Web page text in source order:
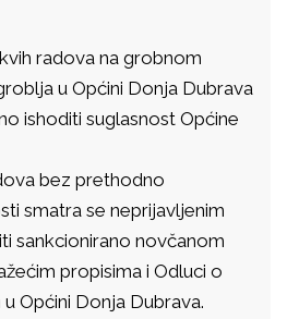
radova na grobnom
u Općini Donja Dubrava
ishoditi suglasnost Općine
bez prethodno
smatra se neprijavljenim
sankcionirano novčanom
propisima i Odluci o
Općini Donja Dubrava.